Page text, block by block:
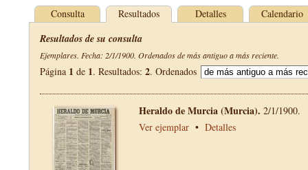
Consulta Resultados Detalles Calendario
Resultados de su consulta
Ejemplares. Fecha: 2/1/1900. Ordenados de más antiguo a más reciente.
Página 1 de 1. Resultados: 2. Ordenados
Heraldo de Murcia (Murcia). 2/1/1900.
Ver ejemplar • Detalles